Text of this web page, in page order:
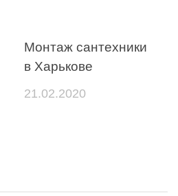
Монтаж сантехники
в Харькове
21.02.2020